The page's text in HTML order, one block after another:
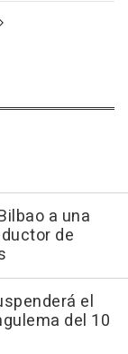
a una
de
el
del 10